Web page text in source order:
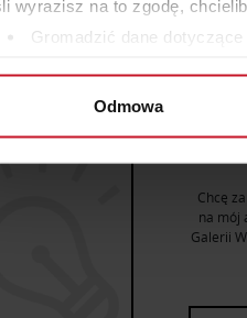
wyrazisz na to zgodę,
Gromadzić dane
się więcej odnośnie
pliki cookie do
w naszej witrynie.
i analitycznym.
Odmowa
Chcę
na mój
Galerii